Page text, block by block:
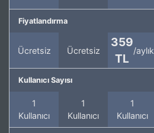
Fiyatlandırma
Ücretsiz Ücretsiz
359
TL
/aylık
Kullanıcı Sayısı
1
Kullanıcı
1
Kullanıcı
1
Kullanıcı